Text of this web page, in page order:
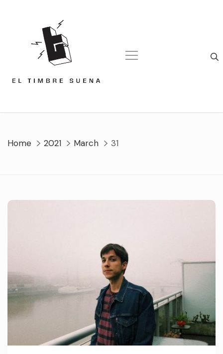
Home 2021 March 31